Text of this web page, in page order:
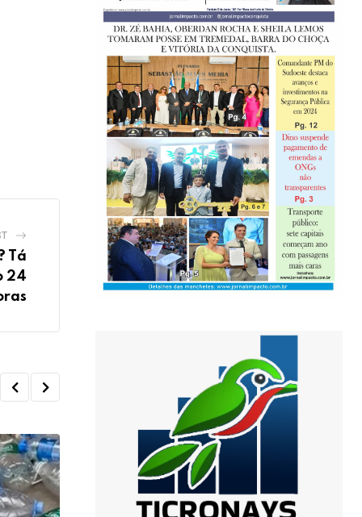
Tá
24